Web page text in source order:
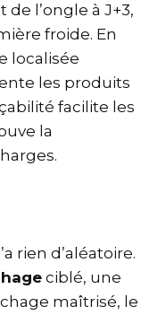
de l’ongle à J+3,
froide. En
localisée
les produits
facilite les
la
rien d’aléatoire.
ciblé, une
maîtrisé, le